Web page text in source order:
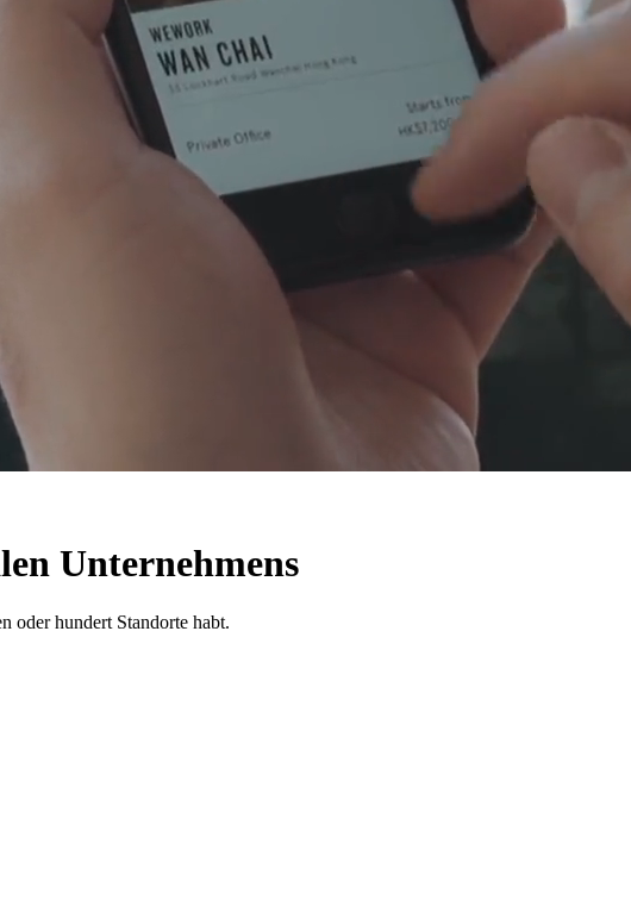
Unternehmens
oder hundert Standorte habt.